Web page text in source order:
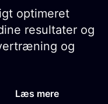
optimeret
resultater og
og
Læs mere